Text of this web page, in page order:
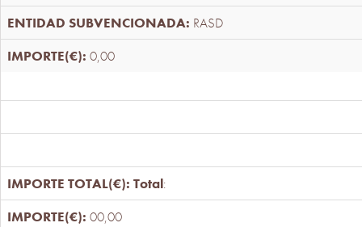
RASD
0,00
Total:
00,00